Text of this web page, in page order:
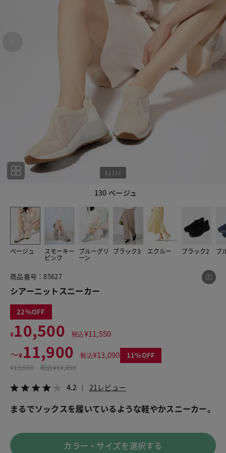
130 ベージュ
1 | 114
ベージュ スモーキー
ピンク
ブルーグリ
ーン
ブラック3 エクルー ブラック2 ブ
商品番号：85627
シアーニットスニーカー
22
¥10,500 税込¥11,550
〜¥11,900 税込¥13,090 11
¥13,500 税込¥14,850
4.2 21レビュー
まるでソックスを履いているような軽やかスニーカー。
カラー・サイズを選択する
この商品をシェアする
¥11,500
税込¥12,650